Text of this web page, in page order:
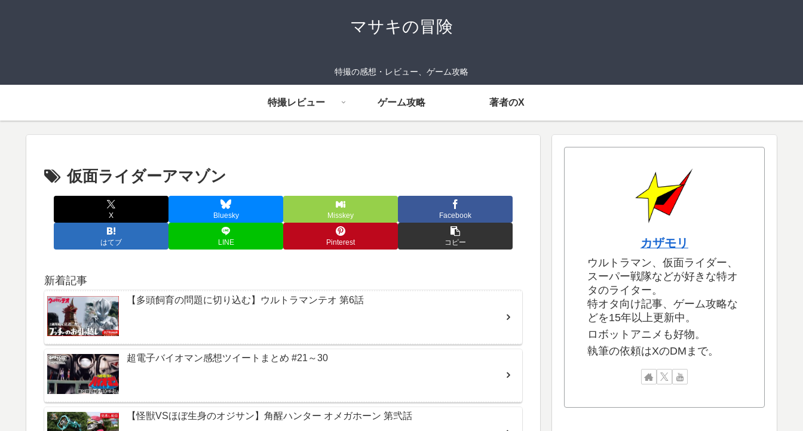
マサキの冒険
特撮の感想・レビュー、ゲーム攻略
特撮レビュー ゲーム攻略 著者のX
仮面ライダーアマゾン
X Bluesky Misskey Facebook
はてブ LINE Pinterest コピー
新着記事
【多頭飼育の問題に切り込む】ウルトラマンテオ 第6話
超電子バイオマン感想ツイートまとめ #21～30
【怪獣VSほぼ生身のオジサン】角醒ハンター オメガホーン 第弐話
カザモリ
ウルトラマン、仮面ライダー、
スーパー戦隊などが好きな特オ
タのライター。
特オタ向け記事、ゲーム攻略な
どを15年以上更新中。
ロボットアニメも好物。
執筆の依頼はXのDMまで。